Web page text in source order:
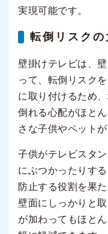
実現可能です。
転倒リスクの
壁掛けテレビは、
って、転倒リスク
に取り付けるため
倒れる心配がほと
さな子供やペット
子供がテレビスタ
にぶつかったりす
防止する役割を果
壁面にしっかりと
が加わってもほと